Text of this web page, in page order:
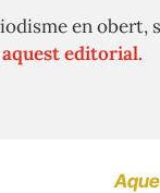
en obert,
aquest editorial.